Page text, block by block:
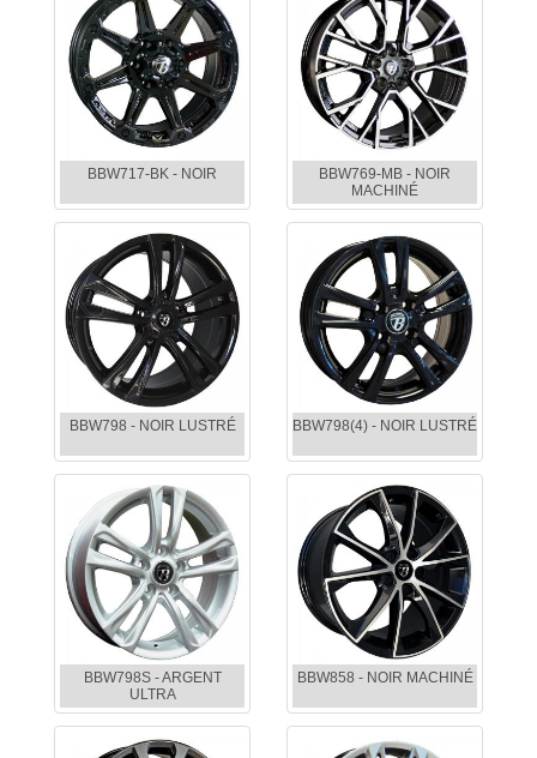
BBW717-BK - NOIR
BBW769-MB - NOIR
MACHINÉ
BBW798 - NOIR LUSTRÉ BBW798(4) - NOIR LUSTRÉ
BBW798S - ARGENT
ULTRA
BBW858 - NOIR MACHINÉ